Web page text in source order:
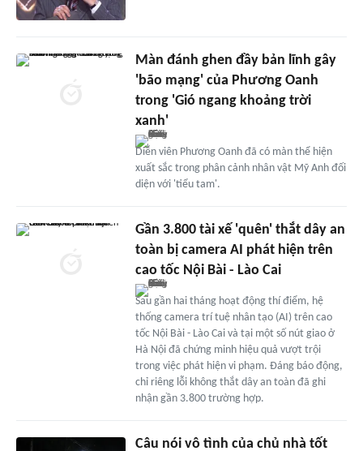
Màn đánh ghen đầy bản lĩnh gây
'bão mạng' của Phương Oanh
trong 'Gió ngang khoảng trời
xanh'
Diễn viên Phương Oanh đã có màn thể hiện
xuất sắc trong phân cảnh nhân vật Mỹ Anh đối
diện với 'tiểu tam'.
Gần 3.800 tài xế 'quên' thắt dây an
toàn bị camera AI phát hiện trên
cao tốc Nội Bài - Lào Cai
Sau gần hai tháng hoạt động thí điểm, hệ
thống camera trí tuệ nhân tạo (AI) trên cao
tốc Nội Bài - Lào Cai và tại một số nút giao ở
Hà Nội đã chứng minh hiệu quả vượt trội
trong việc phát hiện vi phạm. Đáng báo động,
chỉ riêng lỗi không thắt dây an toàn đã ghi
nhận gần 3.800 trường hợp.
Câu nói vô tình của chủ nhà tốt